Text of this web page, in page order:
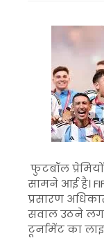
फुटबॉल
सामने आई है।
प्रसारण
सवाल उठने
टूर्नामेंट का